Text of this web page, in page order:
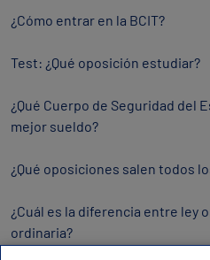
¿Cómo entrar en la BCIT?
Test: ¿Qué oposición estudiar?
¿Qué Cuerpo de Seguridad del
mejor sueldo?
¿Qué oposiciones salen todos
¿Cuál es la diferencia entre ley
ordinaria?